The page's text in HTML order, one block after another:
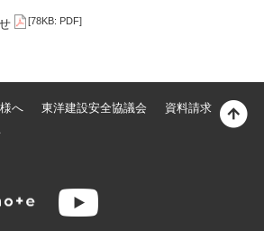
[78KB: PDF]
へ 東洋建設安全協議会 資料請求